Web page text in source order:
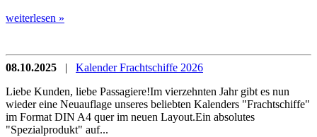
weiterlesen »
08.10.2025 | Kalender Frachtschiffe 2026
Liebe Kunden, liebe Passagiere!Im vierzehnten Jahr gibt es nun
wieder eine Neuauflage unseres beliebten Kalenders "Frachtschiffe"
im Format DIN A4 quer im neuen Layout.Ein absolutes
"Spezialprodukt" auf...